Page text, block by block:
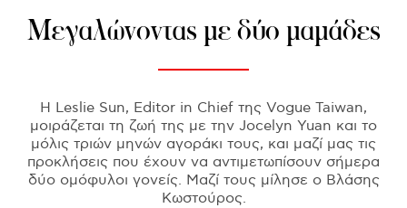
Μεγαλώνοντας με δύο μαμάδες
Η Leslie Sun, Editor in Chief της Vogue Taiwan,
μοιράζεται τη ζωή της με την Jocelyn Yuan και το
μόλις τριών μηνών αγοράκι τους, και μαζί μας τις
προκλήσεις που έχουν να αντιμετωπίσουν σήμερα
δύο ομόφυλοι γονείς. Μαζί τους μίλησε ο Βλάσης
Κωστούρος.